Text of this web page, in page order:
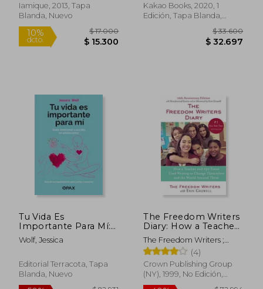
Iamique, 2013, Tapa
Blanda, Nuevo
Kakao Books, 2020, 1
Edición, Tapa Blanda,
Rápido
Tu Vida Es
Importante Para Mí:
Dolor Emocional Y
Suicidio En
Wolf, Jessica
Editorial Terracota, Tapa
Blanda, Nuevo
The Freedom Writers
Diary: How a Teacher
and 150 Teens Used
Writing to Change
Themselves and the
World Around Them
(en Inglés)
The Freedom Writers ;
Gruwell, Erin (4)
Crown Publishing Group
(NY), 1999, No Edición,
Tapa Blanda, Nuevo